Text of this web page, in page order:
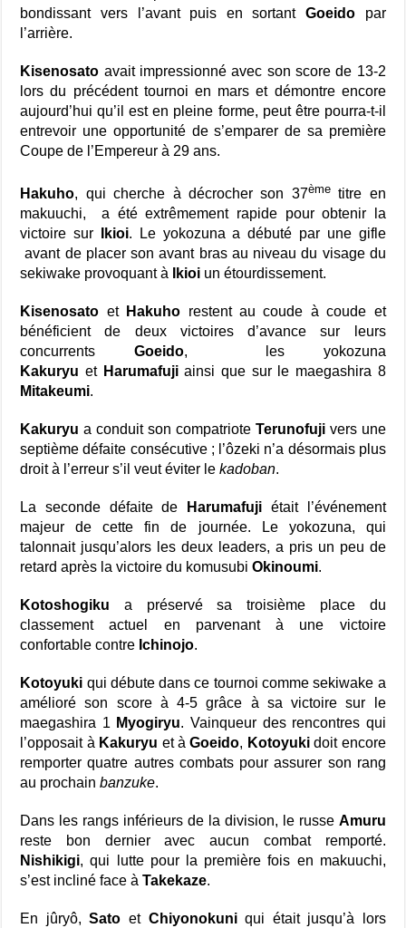
bondissant vers l’avant puis en sortantGoeido par
l’arrière.
Kisenosato avait impressionné avec son score de 13-2
lors du précédent tournoi en mars et démontre encore
aujourd’hui qu’il est en pleine forme, peut être pourra-t-il
entrevoir une opportunité de s’emparer de sa première
Coupe de l’Empereur à 29 ans.
Hakuho, qui cherche à décrocher son 37èmetitre en
makuuchi, a été extrêmement rapide pour obtenir la
victoire sur
Ikioi. Le yokozuna a débuté par une gifle
avant de placer son avant bras au niveau du visage du
sekiwake provoquant à
Ikioi un étourdissement.
Kisenosato et Hakuho restent au coude à coude et
bénéficient de deux victoires d’avance sur leurs
concurrentsGoeido,
les yokozuna
Kakuryu et Harumafujiainsi que sur le maegashira 8
Mitakeumi.
Kakuryu a conduit son compatriote Terunofujivers une
septième défaite consécutive ; l’ôzeki n’a désormais plus
droit à l’erreur s’il veut éviter lekadoban.
La seconde défaite de Harumafuji était l’événement
majeur de cette fin de journée. Le yokozuna, qui
talonnait jusqu’alors les deux leaders, a pris un peu de
retard après la victoire du komusubiOkinoumi.
Kotoshogiku a préservé sa troisième place du
classement actuel en parvenant à une victoire
confortable contre Ichinojo.
Kotoyuki qui débute dans ce tournoi comme sekiwake a
amélioré son score à 4-5 grâce à sa victoire sur le
maegashira 1 Myogiryu. Vainqueur des rencontres qui
l’opposait à Kakuryu et àGoeido, Kotoyukidoit encore
remporter quatre autres combats pour assurer son rang
au prochainbanzuke.
Dans les rangs inférieurs de la division, le russe Amuru
reste bon dernier avec aucun combat remporté.
Nishikigi, qui lutte pour la première fois en makuuchi,
s’est incliné face àTakekaze.
En jûryô,Sato et Chiyonokuniqui était jusqu’à lors